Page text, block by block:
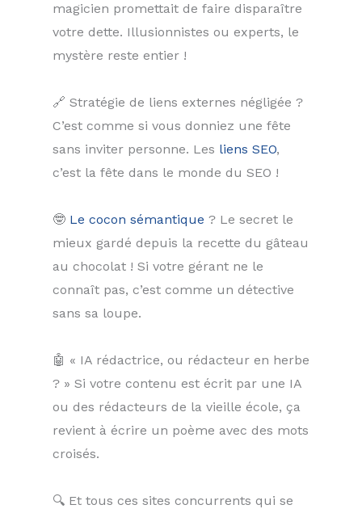
magicien promettait de faire disparaître
votre dette. Illusionnistes ou experts, le
mystère reste entier !
🔗 Stratégie de liens externes négligée ?
C’est comme si vous donniez une fête
sans inviter personne. Les liens SEO,
c’est la fête dans le monde du SEO !
🤓 Le cocon sémantique ? Le secret le
mieux gardé depuis la recette du gâteau
au chocolat ! Si votre gérant ne le
connaît pas, c’est comme un détective
sans sa loupe.
🤖 « IA rédactrice, ou rédacteur en herbe
? » Si votre contenu est écrit par une IA
ou des rédacteurs de la vieille école, ça
revient à écrire un poème avec des mots
croisés.
🔍 Et tous ces sites concurrents qui se